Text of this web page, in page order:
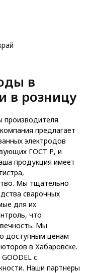
в
в розницу
производителя
предлагает
электродов
ГОСТ Р, и
продукция имеет
Мы тщательно
сварочных
для их
что
Мы
доступным ценам
в Хабаровске.
с
Наши партнеры